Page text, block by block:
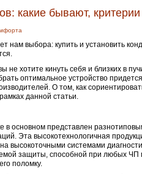
какие бывают,
нам выбора: купить и установить
не хотите кинуть себя и близких в
оптимальное устройство
О том, как
данной статьи.
основном представлен
Эта высокотехнологичная
высокоточными системами
защиты, способной при любых ЧП
поломку.